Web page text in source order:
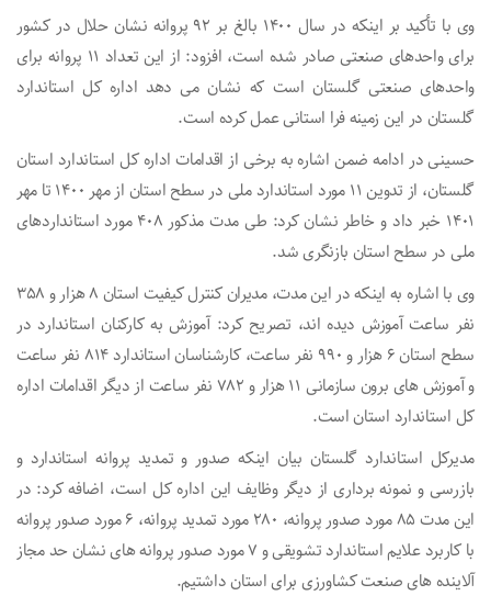
وی با تأکید بر اینکه در سال ۱۴۰۰ بالغ بر ۹۲ پروانه نشان حلال در کشور
برای واحدهای صنعتی صادر شده است، افزود: از این تعداد ۱۱ پروانه برای
واحدهای صنعتی گلستان است که نشان می دهد اداره کل استاندارد
گلستان در این زمینه فرا استانی عمل کرده است.
حسینی در ادامه ضمن اشاره به برخی از اقدامات اداره کل استاندارد استان
گلستان، از تدوین ۱۱ مورد استاندارد ملی در سطح استان از مهر ۱۴۰۰ تا مهر
۱۴۰۱ خبر داد و خاطر نشان کرد: طی مدت مذکور ۴۰۸ مورد استانداردهای
ملی در سطح استان بازنگری شد.
وی با اشاره به اینکه در این مدت، مدیران کنترل کیفیت استان ۸ هزار و ۳۵۸
نفر ساعت آموزش دیده اند، تصریح کرد: آموزش به کارکنان استاندارد در
سطح استان ۶ هزار و ۹۹۰ نفر ساعت، کارشناسان استاندارد ۸۱۴ نفر ساعت
و آموزش های برون سازمانی ۱۱ هزار و ۷۸۲ نفر ساعت از دیگر اقدامات اداره
کل استاندارد استان است.
مدیرکل استاندارد گلستان بیان اینکه صدور و تمدید پروانه استاندارد و
بازرسی و نمونه برداری از دیگر وظایف این اداره کل است، اضافه کرد: در
این مدت ۸۵ مورد صدور پروانه، ۲۸۰ مورد تمدید پروانه، ۶ مورد صدور پروانه
با کاربرد علایم استاندارد تشویقی و ۷ مورد صدور پروانه های نشان حد مجاز
آلاینده های صنعت کشاورزی برای استان داشتیم.